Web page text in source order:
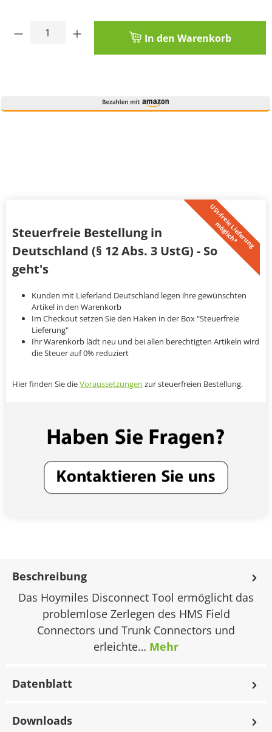
Produkt Anzahl: Gib den gewünschten
In den Warenkorb
U
S
t
-
f
r
e
i
e
L
i
e
f
e
r
u
n
g
m
ö
g
l
i
c
h
*
Steuerfreie Bestellung in
Deutschland (§ 12 Abs. 3 UstG) - So
geht's
Kunden mit Lieferland Deutschland legen ihre gewünschten
Artikel in den Warenkorb
Im Checkout setzen Sie den Haken in der Box "Steuerfreie
Lieferung"
Ihr Warenkorb lädt neu und bei allen berechtigten Artikeln wird
die Steuer auf 0% reduziert
Hier finden Sie dieVoraussetzungen zur steuerfreien Bestellung.
Beschreibung
Das Hoymiles Disconnect Tool ermöglicht das
problemlose Zerlegen des HMS Field
Connectors und Trunk Connectors und
erleichte… Mehr
Datenblatt
Downloads